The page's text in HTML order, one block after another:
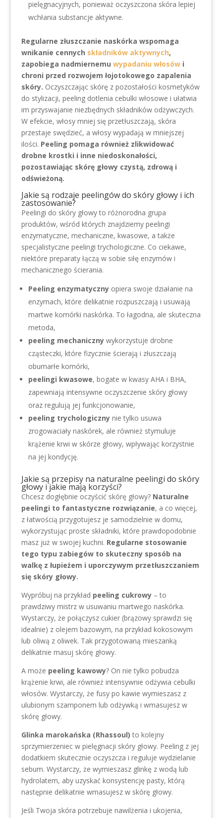
pielęgnacyjnych, ponieważ oczyszczona skóra lepiej
wchłania substancje aktywne.
Regularne złuszczanie naskórka wspomaga
wnikanie cennych składników aktywnych,
zapobiega nadmiernemu wypadaniu włosówi
chroni przed rozwojem łojotokowego zapalenia
skóry. Oczyszczając skórę z pozostałości kosmetyków
do stylizacji, peeling dotlenia cebulki włosowe i ułatwia
im przyswajanie niezbędnych składników odżywczych.
W efekcie, włosy mniej się przetłuszczają, skóra
przestaje swędzieć, a włosy wypadają w mniejszej
ilości. Peeling pomaga również zlikwidować
drobne krostki i inne niedoskonałości,
pozostawiając skórę głowy czystą, zdrową i
odświeżoną.
Jakie są rodzaje peelingów do skóry głowy i ich
zastosowanie?
Peelingi do skóry głowy to różnorodna grupa
produktów, wśród których znajdziemy peelingi
enzymatyczne, mechaniczne, kwasowe, a także
specjalistyczne peelingi trychologiczne. Co ciekawe,
niektóre preparaty łączą w sobie siłę enzymów i
mechanicznego ścierania.
Peeling enzymatycznyopiera swoje działanie na
enzymach, które delikatnie rozpuszczają i usuwają
martwe komórki naskórka. To łagodna, ale skuteczna
metoda,
peeling mechanicznywykorzystuje drobne
cząsteczki, które fizycznie ścierają i złuszczają
obumarłe komórki,
peelingi kwasowe, bogate w kwasy AHA i BHA,
zapewniają intensywne oczyszczenie skóry głowy
oraz regulują jej funkcjonowanie,
peeling trychologicznynie tylko usuwa
zrogowaciały naskórek, ale również stymuluje
krążenie krwi w skórze głowy, wpływając korzystnie
na jej kondycję.
Jakie są przepisy na naturalne peelingi do skóry
głowy i jakie mają korzyści?
Chcesz dogłębnie oczyścić skórę głowy? Naturalne
peelingi to fantastyczne rozwiązanie, a co więcej,
z łatwością przygotujesz je samodzielnie w domu,
wykorzystując proste składniki, które prawdopodobnie
masz już w swojej kuchni. Regularne stosowanie
tego typu zabiegów to skuteczny sposób na
walkę z łupieżem i uporczywym przetłuszczaniem
się skóry głowy.
Wypróbuj na przykład peeling cukrowy– to
prawdziwy mistrz w usuwaniu martwego naskórka.
Wystarczy, że połączysz cukier (brązowy sprawdzi się
idealnie) z olejem bazowym, na przykład kokosowym
lub oliwą z oliwek. Tak przygotowaną mieszanką
delikatnie masuj skórę głowy.
A może peeling kawowy? On nie tylko pobudza
krążenie krwi, ale również intensywnie odżywia cebulki
włosów. Wystarczy, że fusy po kawie wymieszasz z
ulubionym szamponem lub odżywką i wmasujesz w
skórę głowy.
Glinka marokańska (Rhassoul) to kolejny
sprzymierzeniec w pielęgnacji skóry głowy. Peeling z jej
dodatkiem skutecznie oczyszcza i reguluje wydzielanie
sebum. Wystarczy, że wymieszasz glinkę z wodą lub
hydrolatem, aby uzyskać konsystencję pasty, którą
następnie delikatnie wmasujesz w skórę głowy.
Jeśli Twoja skóra potrzebuje nawilżenia i ukojenia,